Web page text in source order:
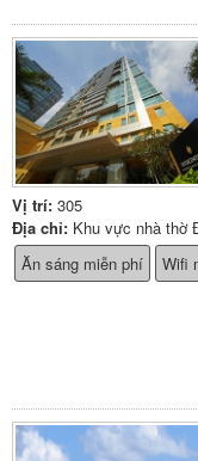
Vị trí: 305
Địa chỉ: Khu vực nhà thờ
Ăn sáng miễn phí
Wifi